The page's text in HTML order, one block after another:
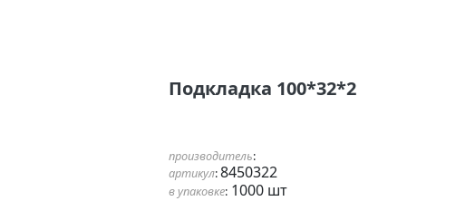
Подкладка 100*32*2
производитель:
артикул:8450322
в упаковке:1000 шт